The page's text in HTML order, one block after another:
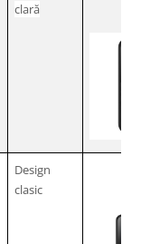
clară
Design
clasic